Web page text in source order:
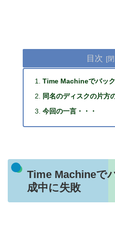
目次
Time Machineでバッ
同名のディスクの片方
今回の一言・・・
Time Machineで
成中に失敗